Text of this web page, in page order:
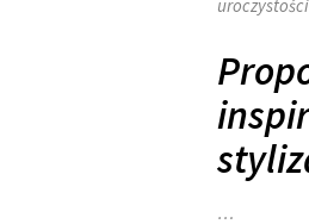
…